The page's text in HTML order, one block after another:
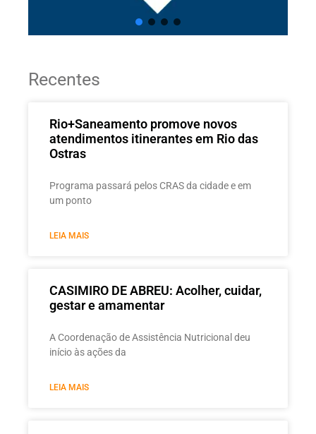
Recentes
Rio+Saneamento promove novos
atendimentos itinerantes em Rio das
Ostras
Programa passará pelos CRAS da cidade e em
um ponto
LEIA MAIS
CASIMIRO DE ABREU: Acolher, cuidar,
gestar e amamentar
A Coordenação de Assistência Nutricional deu
início às ações da
LEIA MAIS